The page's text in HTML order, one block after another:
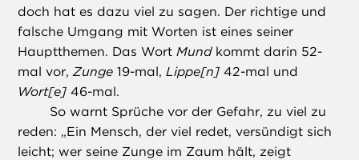
doch hat es dazu viel zu sagen. Der richtige und
falsche Umgang mit Worten ist eines seiner
Hauptthemen. Das WortMundkommt darin 52-
mal vor,Zunge 19-mal, Lippe[n] 42-mal und
Wort[e] 46-mal.
So warnt Sprüche vor der Gefahr, zu viel zu
reden: „Ein Mensch, der viel redet, versündigt sich
leicht; wer seine Zunge im Zaum hält, zeigt